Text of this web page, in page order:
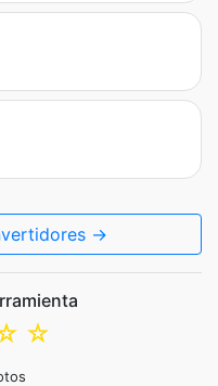
→
☆